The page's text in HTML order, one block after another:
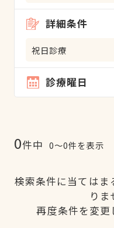
詳細条件
祝日診療
診療曜日
0件中 0〜0件を表示
検索条件に当てはま
りま
再度条件を変更